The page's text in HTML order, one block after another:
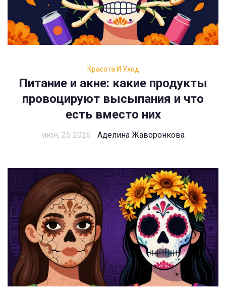
Красота И Уход
Питание и акне: какие продукты
провоцируют высыпания и что
есть вместо них
июн, 25 2026 Аделина Жаворонкова